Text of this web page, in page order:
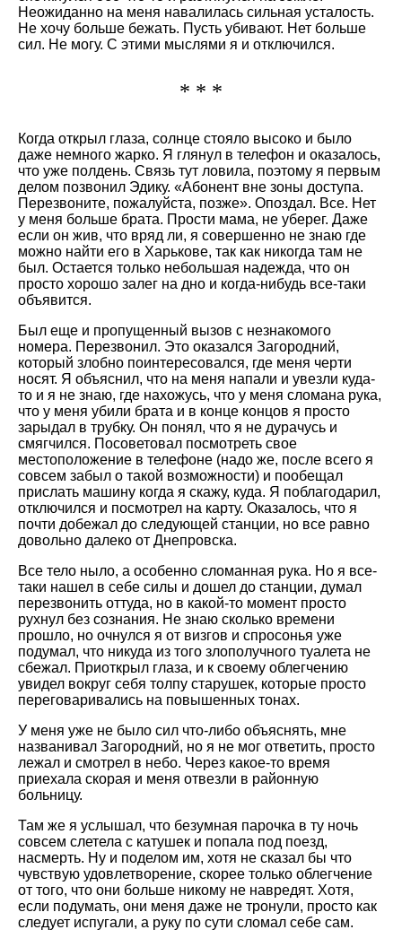
Неожиданно на меня навалилась сильная усталость.
Не хочу больше бежать. Пусть убивают. Нет больше
сил. Не могу. С этими мыслями я и отключился.
* * *
Когда открыл глаза, солнце стояло высоко и было
даже немного жарко. Я глянул в телефон и оказалось,
что уже полдень. Связь тут ловила, поэтому я первым
делом позвонил Эдику. «Абонент вне зоны доступа.
Перезвоните, пожалуйста, позже». Опоздал. Все. Нет
у меня больше брата. Прости мама, не уберег. Даже
если он жив, что вряд ли, я совершенно не знаю где
можно найти его в Харькове, так как никогда там не
был. Остается только небольшая надежда, что он
просто хорошо залег на дно и когда-нибудь все-таки
объявится.
Был еще и пропущенный вызов с незнакомого
номера. Перезвонил. Это оказался Загородний,
который злобно поинтересовался, где меня черти
носят. Я объяснил, что на меня напали и увезли куда-
то и я не знаю, где нахожусь, что у меня сломана рука,
что у меня убили брата и в конце концов я просто
зарыдал в трубку. Он понял, что я не дурачусь и
смягчился. Посоветовал посмотреть свое
местоположение в телефоне (надо же, после всего я
совсем забыл о такой возможности) и пообещал
прислать машину когда я скажу, куда. Я поблагодарил,
отключился и посмотрел на карту. Оказалось, что я
почти добежал до следующей станции, но все равно
довольно далеко от Днепровска.
Все тело ныло, а особенно сломанная рука. Но я все-
таки нашел в себе силы и дошел до станции, думал
перезвонить оттуда, но в какой-то момент просто
рухнул без сознания. Не знаю сколько времени
прошло, но очнулся я от визгов и спросонья уже
подумал, что никуда из того злополучного туалета не
сбежал. Приоткрыл глаза, и к своему облегчению
увидел вокруг себя толпу старушек, которые просто
переговаривались на повышенных тонах.
У меня уже не было сил что-либо объяснять, мне
названивал Загородний, но я не мог ответить, просто
лежал и смотрел в небо. Через какое-то время
приехала скорая и меня отвезли в районную
больницу.
Там же я услышал, что безумная парочка в ту ночь
совсем слетела с катушек и попала под поезд,
насмерть. Ну и поделом им, хотя не сказал бы что
чувствую удовлетворение, скорее только облегчение
от того, что они больше никому не навредят. Хотя,
если подумать, они меня даже не тронули, просто как
следует испугали, а руку по сути сломал себе сам.